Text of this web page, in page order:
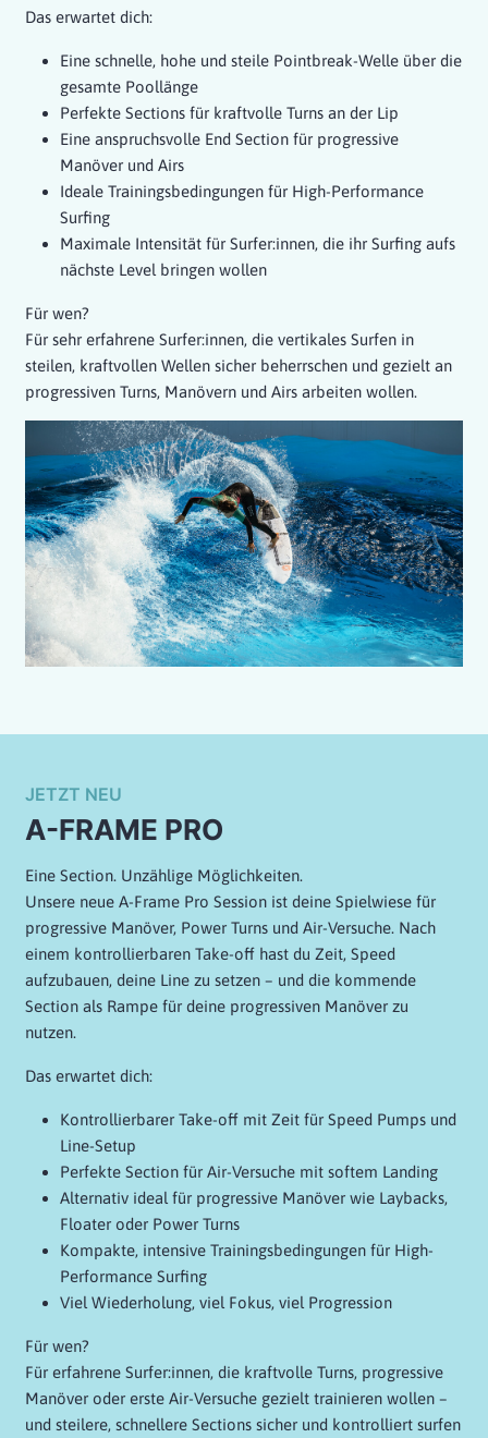
Das erwartet dich:
Eine schnelle, hohe und steile Pointbreak-Welle über die
gesamte Poollänge
Perfekte Sections für kraftvolle Turns an der Lip
Eine anspruchsvolle End Section für progressive
Manöver und Airs
Ideale Trainingsbedingungen für High-Performance
Surfing
Maximale Intensität für Surfer:innen, die ihr Surfing aufs
nächste Level bringen wollen
Für wen?
Für sehr erfahrene Surfer:innen, die vertikales Surfen in
steilen, kraftvollen Wellen sicher beherrschen und gezielt an
progressiven Turns, Manövern und Airs arbeiten wollen.
JETZT NEU
A-FRAME PRO
Eine Section. Unzählige Möglichkeiten.
Unsere neue A-Frame Pro Session ist deine Spielwiese für
progressive Manöver, Power Turns und Air-Versuche. Nach
einem kontrollierbaren Take-off hast du Zeit, Speed
aufzubauen, deine Line zu setzen – und die kommende
Section als Rampe für deine progressiven Manöver zu
nutzen.
Das erwartet dich:
Kontrollierbarer Take-off mit Zeit für Speed Pumps und
Line-Setup
Perfekte Section für Air-Versuche mit softem Landing
Alternativ ideal für progressive Manöver wie Laybacks,
Floater oder Power Turns
Kompakte, intensive Trainingsbedingungen für High-
Performance Surfing
Viel Wiederholung, viel Fokus, viel Progression
Für wen?
Für erfahrene Surfer:innen, die kraftvolle Turns, progressive
Manöver oder erste Air-Versuche gezielt trainieren wollen –
und steilere, schnellere Sections sicher und kontrolliert surfen